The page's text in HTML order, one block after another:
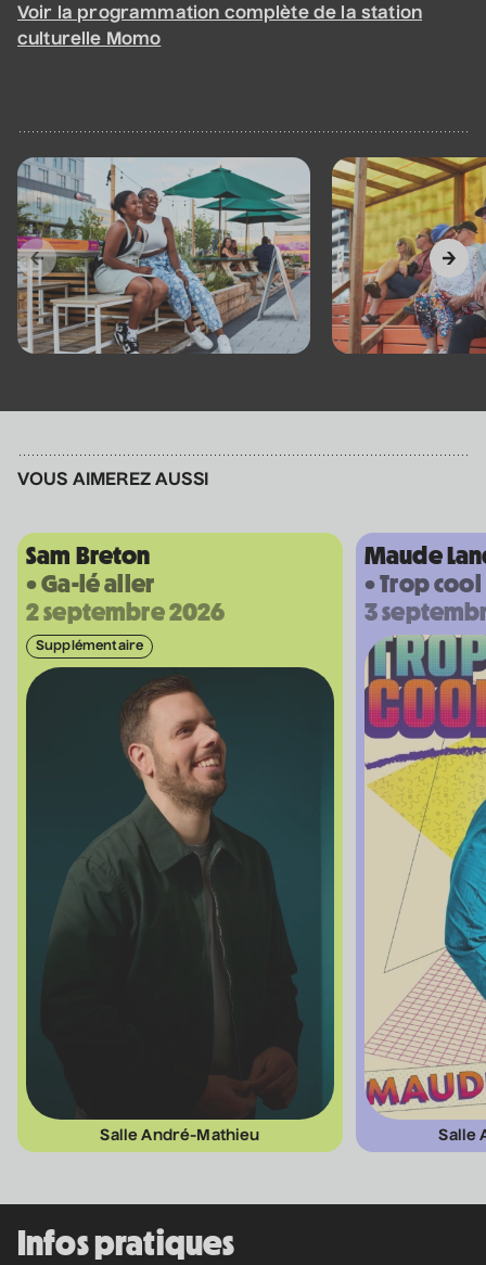
Voir la programmation complète de la station
culturelle Momo
VOUS AIMEREZ AUSSI
Sam Breton
• Ga-lé aller
2 septembre 2026
Supplémentaire
Salle André-Mathieu
Maude
• Trop cool
3
Salle
Coordonnées
475 Boul. de l'Avenir, Laval, Québec, H7N 5H9
1 450 667-2040
info@co-motion.ca
Horaire de la billetterie
Mardi au samedi - 12 h à 17 h
Soirs de spectacles - jusqu'à 20 h
Location de salles
Infos pratiques